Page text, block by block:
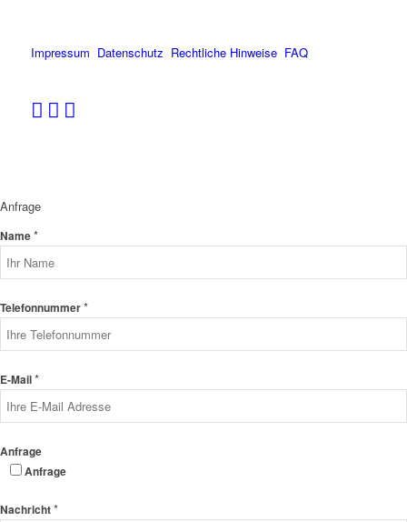
Impressum Datenschutz Rechtliche Hinweise FAQ
Anfrage
Name*
Telefonnummer*
E-Mail*
Anfrage
Anfrage
Nachricht*